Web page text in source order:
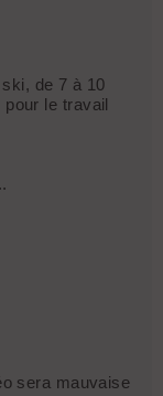
de 7 à 10
le travail
sera mauvaise